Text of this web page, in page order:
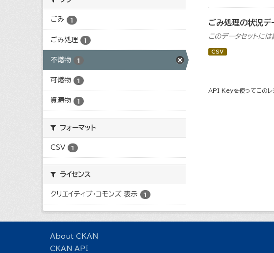
ごみ 1
ごみ処理 1
不燃物 1
可燃物 1
資源物 1
フォーマット
CSV 1
ライセンス
クリエイティブ・コモンズ 表示 1
ごみ処理の状況デ
このデータセットに
CSV
API Keyを使ってこのレ
About CKAN
CKAN API